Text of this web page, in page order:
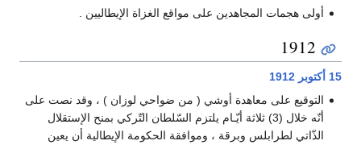
أولى هجمات المجاهدين على مواقع الغزاة الإيطاليين .
1912
15 أكتوبر
1912
التوقيع على معاهدة أوشي ( من ضواحي لوزان ) ، وقد نصت على
أنّه خلال (3) ثلاثة أيّـام يلتزم السّلطان التّركي بمنح الإستقلال
الذّاتي لطرابلس وبرقة ، وموافقة الحكومة الإيطالية أن يعين